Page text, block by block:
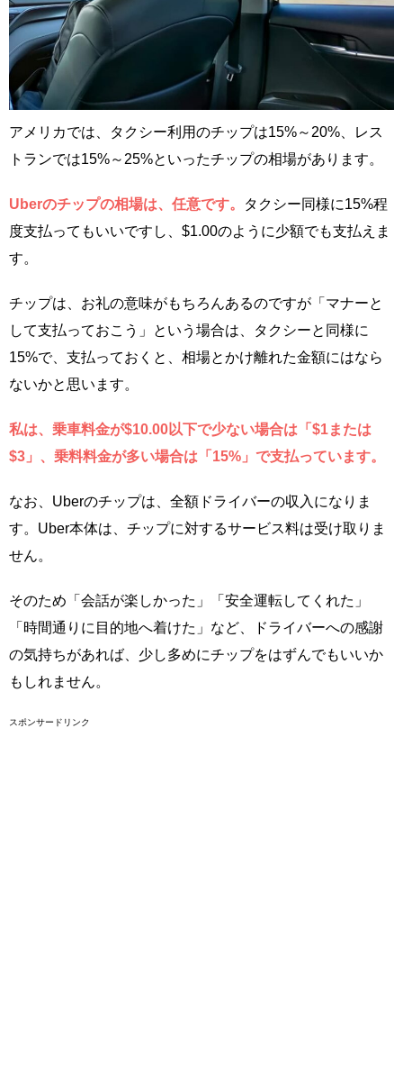
アメリカでは、タクシー利用のチップは15%～20%、レス
トランでは15%～25%といったチップの相場があります。
Uberのチップの相場は、任意です。
タクシー同様に15%程
度支払ってもいいですし、$1.00のように少額でも支払えま
す。
チップは、お礼の意味がもちろんあるのですが「マナーと
して支払っておこう」という場合は、タクシーと同様に
15%で、支払っておくと、相場とかけ離れた金額にはなら
ないかと思います。
私は、乗車料金が$10.00以下で少ない場合は「$1または
$3」、乗料料金が多い場合は「15%」で支払っています。
なお、Uberのチップは、全額ドライバーの収入になりま
す。Uber本体は、チップに対するサービス料は受け取りま
せん。
そのため「会話が楽しかった」「安全運転してくれた」
「時間通りに目的地へ着けた」など、ドライバーへの感謝
の気持ちがあれば、少し多めにチップをはずんでもいいか
もしれません。
スポンサードリンク